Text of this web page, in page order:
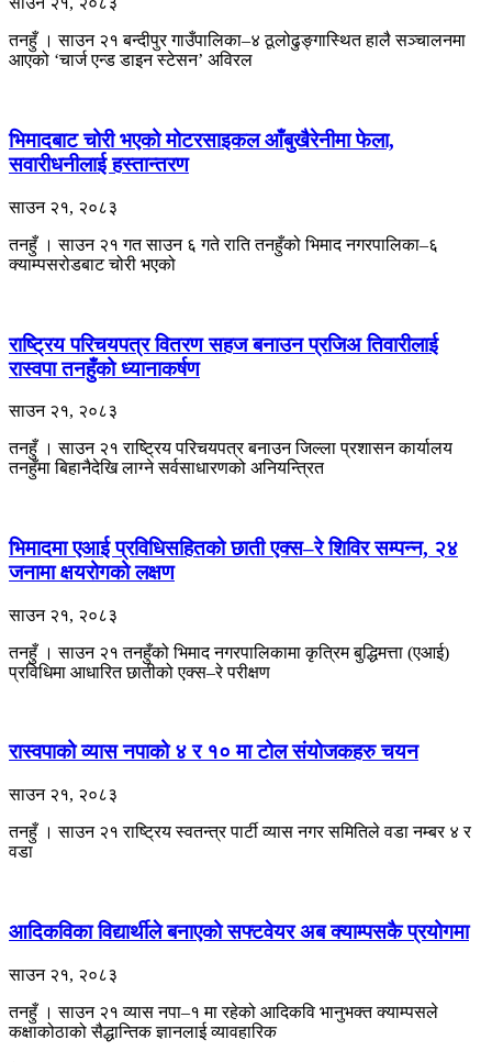
तनहुँ । साउन २१ बन्दीपुर गाउँपालिका–४ ठूलोढुङ्गास्थित हालै सञ्चालनमा
आएको ‘चार्ज एन्ड डाइन स्टेसन’ अविरल
भिमादबाट चोरी भएको मोटरसाइकल आँबुखैरेनीमा फेला,
सवारीधनीलाई हस्तान्तरण
साउन २१, २०८३
तनहुँ । साउन २१ गत साउन ६ गते राति तनहुँको भिमाद नगरपालिका–६
क्याम्पसरोडबाट चोरी भएको
राष्ट्रिय परिचयपत्र वितरण सहज बनाउन प्रजिअ तिवारीलाई
रास्वपा तनहुँको ध्यानाकर्षण
साउन २१, २०८३
तनहुँ । साउन २१ राष्ट्रिय परिचयपत्र बनाउन जिल्ला प्रशासन कार्यालय
तनहुँमा बिहानैदेखि लाग्ने सर्वसाधारणको अनियन्त्रित
भिमादमा एआई प्रविधिसहितको छाती एक्स–रे शिविर सम्पन्न, २४
जनामा क्षयरोगको लक्षण
साउन २१, २०८३
तनहुँ । साउन २१ तनहुँको भिमाद नगरपालिकामा कृत्रिम बुद्धिमत्ता (एआई)
प्रविधिमा आधारित छातीको एक्स–रे परीक्षण
रास्वपाको व्यास नपाको ४ र १० मा टोल संयोजकहरु चयन
साउन २१, २०८३
तनहुँ । साउन २१ राष्ट्रिय स्वतन्त्र पार्टी व्यास नगर समितिले वडा नम्बर ४ र
वडा
आदिकविका विद्यार्थीले बनाएको सफ्टवेयर अब क्याम्पसकै प्रयोगमा
साउन २१, २०८३
तनहुँ । साउन २१ ​व्यास नपा–१ मा रहेको आदिकवि भानुभक्त क्याम्पसले
कक्षाकोठाको सैद्धान्तिक ज्ञानलाई व्यावहारिक